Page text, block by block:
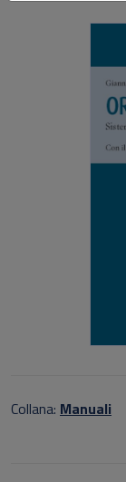
Collana: Manuali